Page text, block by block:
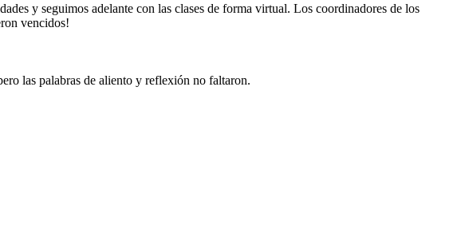
y seguimos adelante con las clases de forma virtual. Los coordinadores de los
vencidos!
las palabras de aliento y reflexión no faltaron.